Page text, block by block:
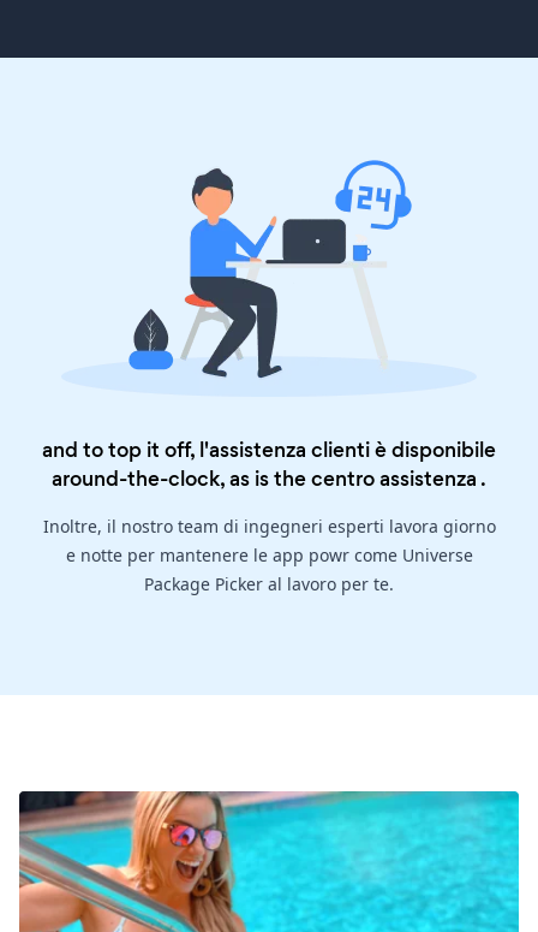
and to top it off, l'assistenza clienti è disponibile
around-the-clock, as is thecentro assistenza .
Inoltre, il nostro team di ingegneri esperti lavora giorno
e notte per mantenere le app powr come Universe
Package Picker al lavoro per te.